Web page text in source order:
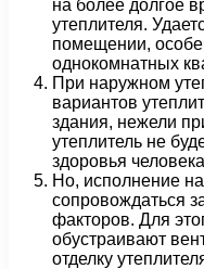
на более долгое
утеплителя.
помещении,
однокомнатных
При наружном
вариантов
здания, нежели
утеплитель не
здоровья
Но, исполнение
сопровождаться
факторов. Для
обустраивают
отделку